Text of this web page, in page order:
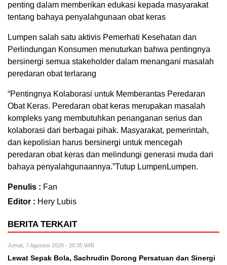
penting dalam memberikan edukasi kepada masyarakat
tentang bahaya penyalahgunaan obat keras
Lumpen salah satu aktivis Pemerhati Kesehatan dan
Perlindungan Konsumen menuturkan bahwa pentingnya
bersinergi semua stakeholder dalam menangani masalah
peredaran obat terlarang
“Pentingnya Kolaborasi untuk Memberantas Peredaran
Obat Keras. Peredaran obat keras merupakan masalah
kompleks yang membutuhkan penanganan serius dan
kolaborasi dari berbagai pihak. Masyarakat, pemerintah,
dan kepolisian harus bersinergi untuk mencegah
peredaran obat keras dan melindungi generasi muda dari
bahaya penyalahgunaannya.”Tutup LumpenLumpen.
Penulis : Fan
Editor : Hery Lubis
BERITA TERKAIT
Jumat, 7 Agustus 2026 - 20:35 WIB
Lewat Sepak Bola, Sachrudin Dorong Persatuan dan Sinergi